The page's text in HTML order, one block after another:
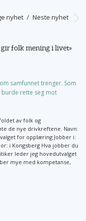
Neste nyhet
/
nyhet
gir folk mening i livet»
samfunnet trenger. Som
burde rette seg mot
av folk og
de nye drivkreftene. Navn:
for opplæring Jobber i:
i Kongsberg Hva jobber du
leder jeg hovedutvalget
mye med kompetanse,